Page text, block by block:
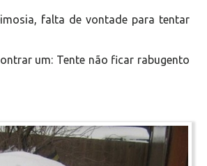
falta de vontade para tentar
um: Tente não ficar rabugento